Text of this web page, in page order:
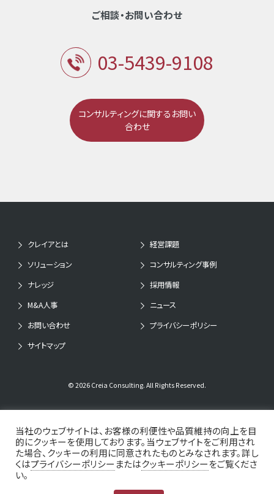
ご相談・お問い合わせ
03-5439-9108
コンサルティングに関するお問い
合わせ
クレイアとは
経営課題
ソリューション
コンサルティング事例
ナレッジ
採用情報
M&A人事
ニュース
お問い合わせ
プライバシーポリシー
サイトマップ
© 2026 Creia Consulting. All Rights Reserved.
当社のウェブサイトは、お客様の利便性や品質維持の向上を目
的にクッキーを使用しております。当ウェブサイトをご利用され
た場合、クッキーの利用に同意されたものとみなされます。詳し
くはプライバシーポリシー またはクッキーポリシーをご覧くださ
い。